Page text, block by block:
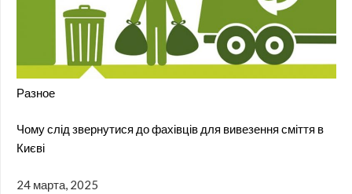
Разное
Чому слід звернутися до фахівців для вивезення сміття в
Києві
24 марта, 2025